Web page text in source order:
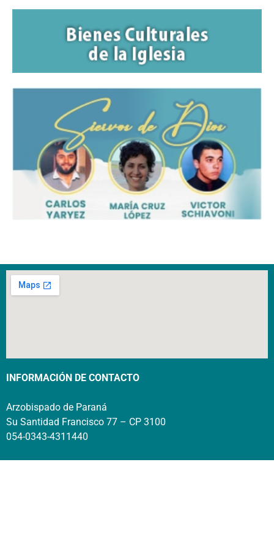
INFORMACIÓN DE CONTACTO
Arzobispado de Paraná
Su Santidad Francisco 77 – CP 3100
054-0343-4311440